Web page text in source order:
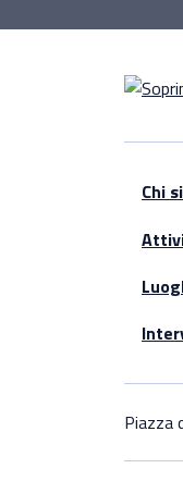
Chi
Piazza